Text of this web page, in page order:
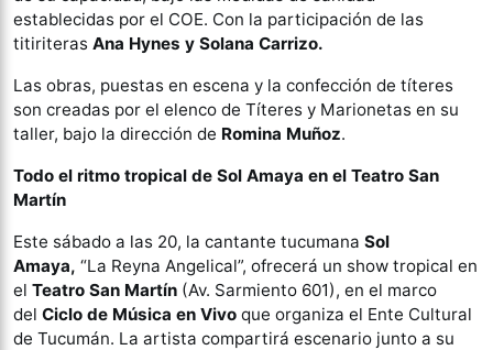
establecidas por el COE. Con la participación de las
titiriteras Ana Hynes y Solana Carrizo.
Las obras, puestas en escena y la confección de títeres
son creadas por el elenco de Títeres y Marionetas en su
taller, bajo la dirección de Romina Muñoz.
Todo el ritmo tropical de Sol Amaya en el Teatro San
Martín
Este sábado a las 20, la cantante tucumana Sol
Amaya, “La Reyna Angelical”, ofrecerá un show tropical en
el Teatro San Martín (Av. Sarmiento 601), en el marco
del Ciclo de Música en Vivo que organiza el Ente Cultural
de Tucumán. La artista compartirá escenario junto a su